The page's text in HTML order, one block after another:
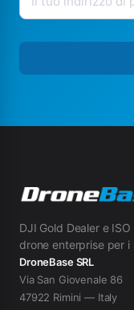
DJI Gold Dealer e
drone enterprise per i
DroneBase SRL
Via San Giovenale 86
47922 Rimini — Italy